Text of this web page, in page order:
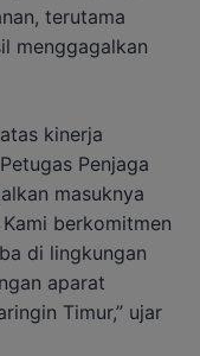
terutama
menggagalkan
kinerja
Penjaga
masuknya
berkomitmen
di lingkungan
aparat
Timur,” ujar